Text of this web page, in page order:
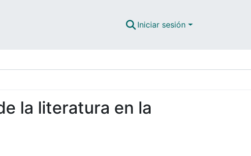
Iniciar sesión
la literatura en la